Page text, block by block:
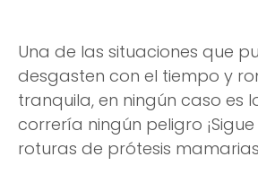
Una de las situaciones que
desgasten con el tiempo y
tranquila, en ningún caso es
correría ningún peligro
roturas de prótesis